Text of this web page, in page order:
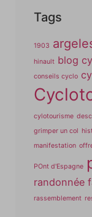
Tags
1903
hinault blog
conseils cyclo
cylotourisme
grimper un col
manifestation
POnt d'Espagne
randonnée
rassemblement